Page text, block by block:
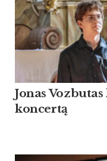
Jonas
koncertą